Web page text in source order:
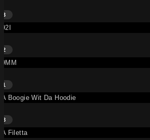
3
92I
2
9MM
1
A Boogie Wit Da Hoodie
8
A Filetta